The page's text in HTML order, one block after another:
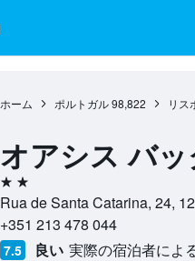
ホーム ポルトガル 98,822 リス
オアシス バ
2つ星
Rua de Santa Catarina, 24,
+351 213 478 044
7.5 良い 実際の宿泊者によ